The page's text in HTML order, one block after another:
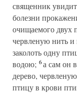
священник
болезни
очищаемого двух
червленую нить и
заколоть одну
водою; 6а сам он
дерево,
птицу в крови